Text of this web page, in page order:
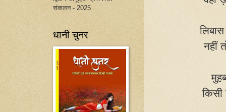
नहीं
संकलन - 2025
धानी चुनर